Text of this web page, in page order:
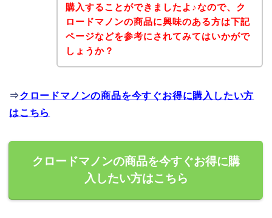
購入することができましたよ♪なので、ク
ロードマノンの商品に興味のある方は下記
ページなどを参考にされてみてはいかがで
しょうか？
⇒クロードマノンの商品を今すぐお得に購入したい方
はこちら
クロードマノンの商品を今すぐお得に購
入したい方はこちら